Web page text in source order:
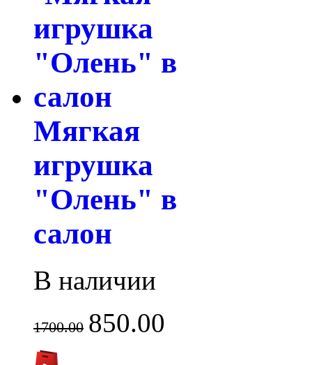
Мягкая
игрушка
"Олень" в
салон
В наличии
1700.00 850.00